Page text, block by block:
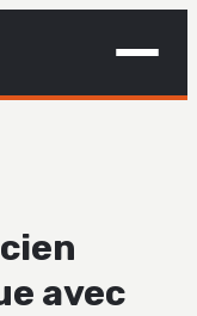
avec